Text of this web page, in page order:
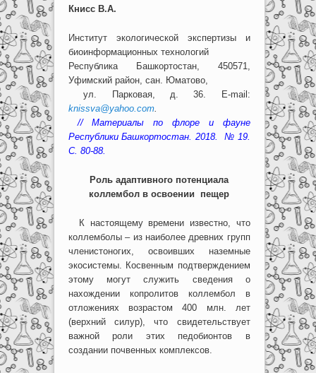
Книсс В.А.
Институт экологической экспертизы и
биоинформационных технологий
Республика Башкортостан, 450571,
Уфимский район, сан. Юматово,
ул. Парковая, д. 36. E-mail:
knissva@yahoo.com.
// Материалы по флоре и фауне
Республики Башкортостан. 2018. № 19.
С. 80-88.
Роль адаптивного потенциала
коллембол в освоении пещер
К настоящему времени известно, что
коллемболы – из наиболее древних групп
членистоногих, освоивших наземные
экосистемы. Косвенным подтверждением
этому могут служить сведения о
нахождении копролитов коллембол в
отложениях возрастом 400 млн. лет
(верхний силур), что свидетельствует
важной роли этих педобионтов в
создании почвенных комплексов.